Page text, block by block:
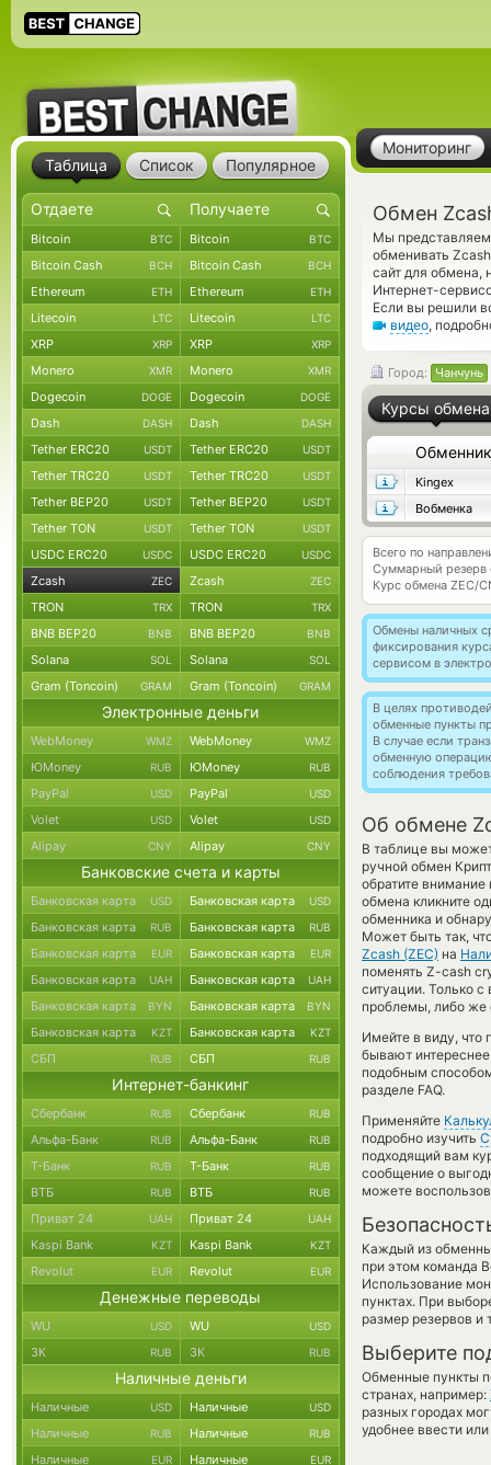
Мониторинг
Обмен
Мы представляем
обменивать
сайт для обмена,
Интернет-
Если вы решили
видео,
Город: Чанчунь
Курсы обмена
Обменник
Kingex
Вобменка
Всего по
Суммарный резерв
Курс обмена ZEC/
Обмены наличных
фиксирования
сервисом в
В целях
обменные пункты
В случае если
обменную
соблюдения
Об обмене
В таблице вы
ручной обмен
обратите внимание
обмена кликните
обменника и
Может быть так,
Zcash (ZEC) на
поменять Z-cash
ситуации. Только
проблемы, либо же
Имейте в виду, что
бывают
подобным
разделе FAQ.
Применяйте
подробно изучить
подходящий вам
сообщение о
можете
Каждый из
при этом команда
Использование
пунктах. При
размер резервов и
Выберите
Обменные пункты
странах, например:
разных городах
удобнее ввести
Таблица Список Популярное
Bitcoin BTC Bitcoin BTC
Bitcoin Cash BCH Bitcoin Cash BCH
Ethereum ETH Ethereum ETH
Litecoin LTC Litecoin LTC
XRP XRP XRP XRP
Monero XMR Monero XMR
Dogecoin DOGE Dogecoin DOGE
Dash DASH Dash DASH
Tether ERC20 USDT Tether ERC20 USDT
Tether TRC20 USDT Tether TRC20 USDT
Tether BEP20 USDT Tether BEP20 USDT
Tether TON USDT Tether TON USDT
USDC ERC20 USDC USDC ERC20 USDC
Zcash ZEC Zcash ZEC
TRON TRX TRON TRX
BNB BEP20 BNB BNB BEP20 BNB
Solana SOL Solana SOL
Gram (Toncoin) GRAM Gram (Toncoin) GRAM
Электронные деньги
WebMoney WMZ WebMoney WMZ
ЮMoney RUB ЮMoney RUB
PayPal USD PayPal USD
Volet USD Volet USD
Alipay CNY Alipay CNY
Банковские счета и карты
Банковская карта USD Банковская карта USD
Банковская карта RUB Банковская карта RUB
Банковская карта EUR Банковская карта EUR
Банковская карта UAH Банковская карта UAH
Банковская карта BYN Банковская карта BYN
Банковская карта KZT Банковская карта KZT
СБП RUB СБП RUB
Интернет-банкинг
Сбербанк RUB Сбербанк RUB
Альфа-Банк RUB Альфа-Банк RUB
Т-Банк RUB Т-Банк RUB
ВТБ RUB ВТБ RUB
Приват 24 UAH Приват 24 UAH
Kaspi Bank KZT Kaspi Bank KZT
Revolut EUR Revolut EUR
Денежные переводы
WU USD WU USD
ЗК RUB ЗК RUB
Наличные деньги
Наличные USD Наличные USD
Наличные RUB Наличные RUB
Наличные EUR Наличные EUR